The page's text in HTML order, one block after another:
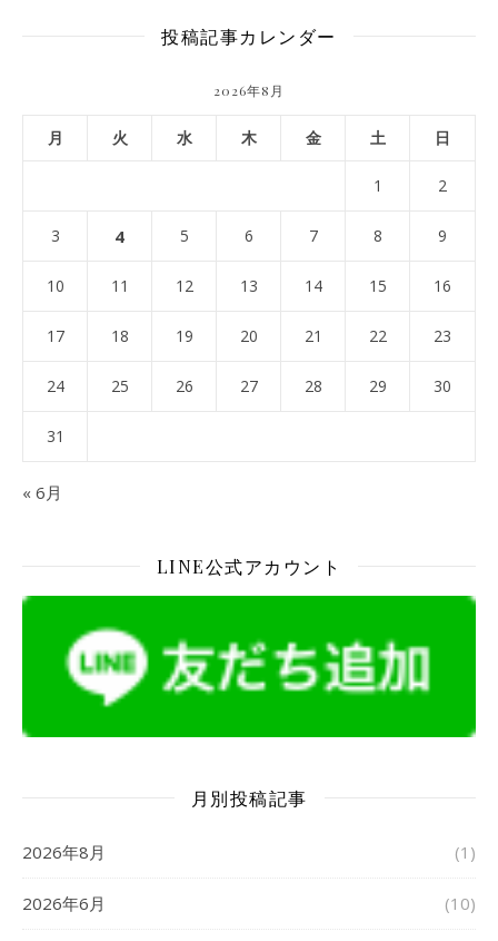
投稿記事カレンダー
2026年8月
月 火 水 木 金 土 日
1 2
3 4 5 6 7 8 9
10 11 12 13 14 15 16
17 18 19 20 21 22 23
24 25 26 27 28 29 30
31
« 6月
LINE公式アカウント
月別投稿記事
2026年8月 (1)
2026年6月 (10)